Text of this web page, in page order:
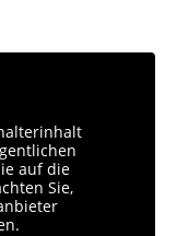
auf die
Sie,